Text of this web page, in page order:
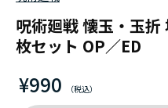
呪術廻戦 懐玉・玉
枚セット OP／ED
¥990